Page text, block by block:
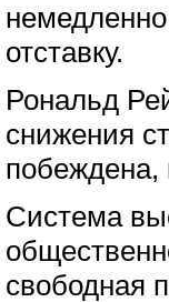
отставку.
Рональд
снижения
побеждена,
Система
свободная